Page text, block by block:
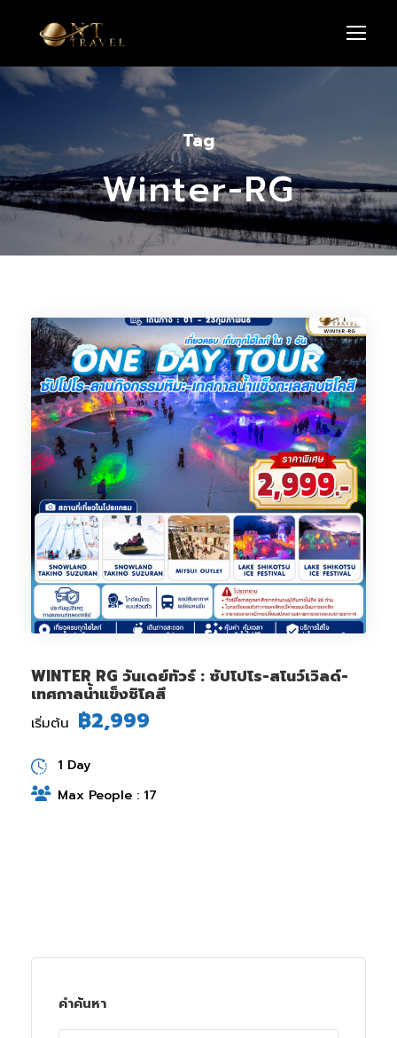
Tag
Winter-RG
WINTER RG วันเดย์ทัวร์ : ซัปโปโร-สโนว์เวิลด์-
เทศกาลน้ำแข็งชิโคสึ
เริ่มต้น ฿2,999
1 Day
Max People : 17
คำค้นหา